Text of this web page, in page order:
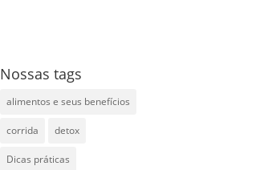
Nossas tags
alimentos e seus benefícios
corrida detox
Dicas práticas